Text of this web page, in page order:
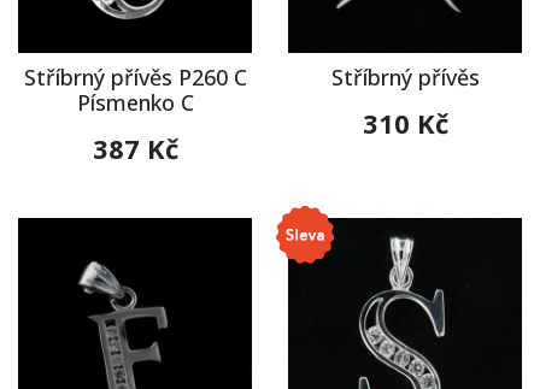
Stříbrný přívěs P260 C
Písmenko C
387 Kč
Stříbrný přívěs
310 Kč